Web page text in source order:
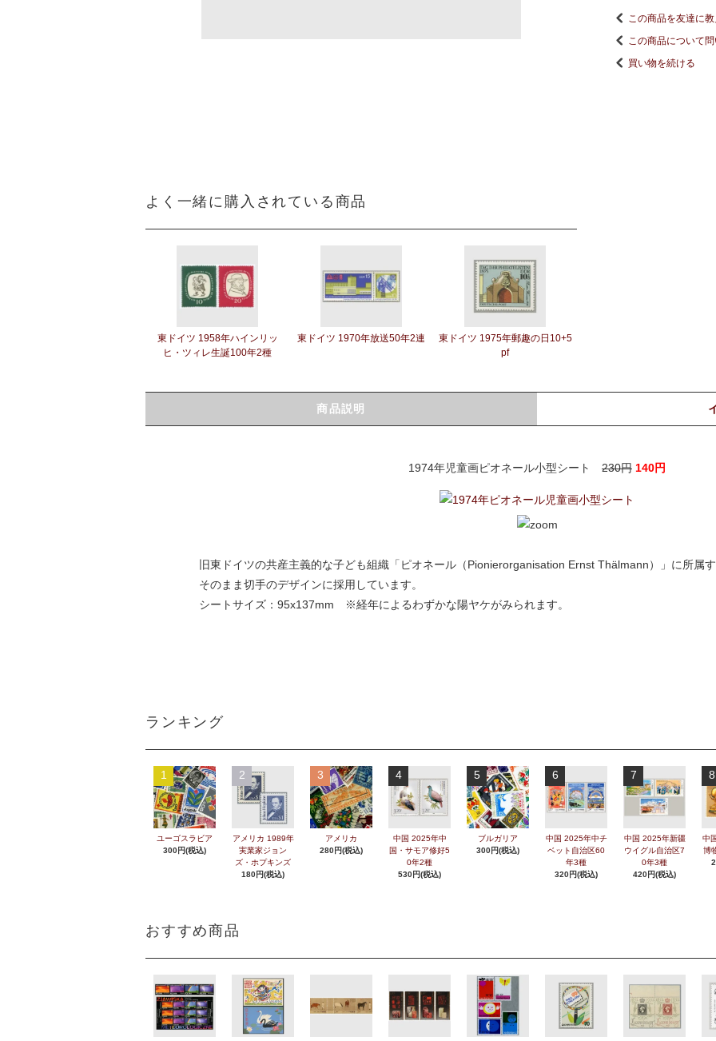
よく一緒に購入されている商品
東ドイツ 1958年ハインリッ
ヒ・ツィレ生誕100年2種
東ドイツ 1970年放送50年2連
東ドイツ 1975年郵趣の日10+5
pf
この商品を友達に
この商品について
買い物を続ける
商品説明
1974年児童画ピオネール小型シート 230円 140円
旧東ドイツの共産主義的な子ども組織「ピオネール（Pionierorganisation Ernst Thälmann）」に所属
そのまま切手のデザインに採用しています。
シートサイズ：95x137mm ※経年によるわずかな陽ヤケがみられます。
ランキング
1
ユーゴスラビア
300円(税込)
2
アメリカ 1989年
実業家ジョン
ズ・ホプキンズ
180円(税込)
3
アメリカ
280円(税込)
4
中国 2025年中
国・サモア修好5
0年2種
530円(税込)
5
ブルガリア
300円(税込)
6
中国 2025年中チ
ベット自治区60
年3種
320円(税込)
7
中国 2025年新疆
ウイグル自治区7
0年3種
420円(税込)
8
中
博
おすすめ商品